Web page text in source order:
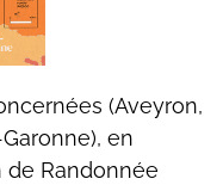
(Aveyron,
en
de Randonnée